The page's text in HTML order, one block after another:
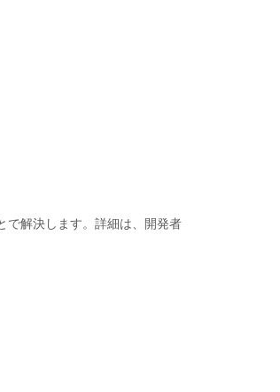
で解決します。詳細は、開発者